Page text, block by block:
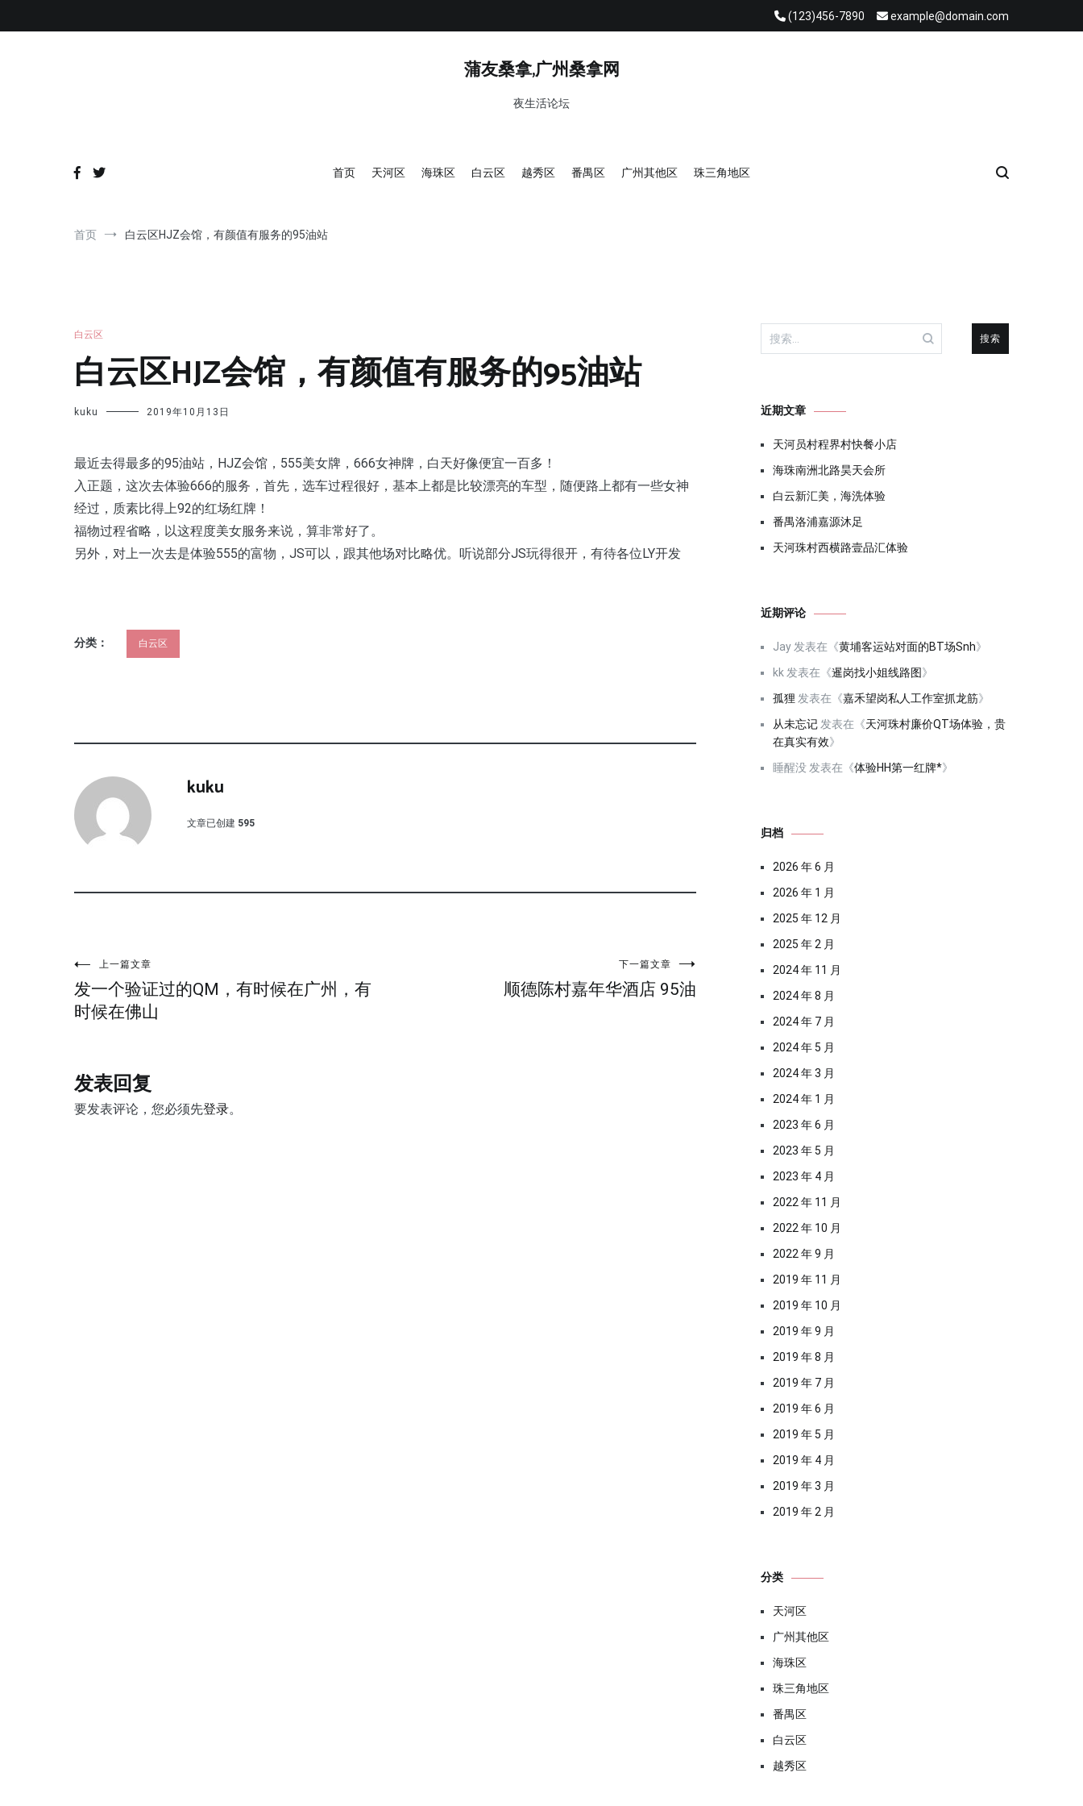
(123)456-7890 example@domain.com
蒲友桑拿,广州桑拿网
夜生活论坛
首页 天河区 海珠区 白云区 越秀区 番禺区 广州其他区 珠三角地区
首页 白云区HJZ会馆，有颜值有服务的95油站
白云区
白云区HJZ会馆，有颜值有服务的95油站
kuku 2019年10月13日
最近去得最多的95油站，HJZ会馆，555美女牌，666女神牌，白天好像便宜一百多！
入正题，这次去体验666的服务，首先，选车过程很好，基本上都是比较漂亮的车型，随便路上都有一些女神
经过，质素比得上92的红场红牌！
福物过程省略，以这程度美女服务来说，算非常好了。
另外，对上一次去是体验555的富物，JS可以，跟其他场对比略优。听说部分JS玩得很开，有待各位LY开发
分类： 白云区
kuku
文章已创建 595
文
章
航
上一篇文章
发一个验证过的QM，有时候在广州，有
时候在佛山
下一篇文章
顺德陈村嘉年华酒店 95油
发表回复
要发表评论，您必须先登录。
搜
索：
近期文章
天河员村程界村快餐小店
海珠南洲北路昊天会所
白云新汇美，海洗体验
番禺洛浦嘉源沐足
天河珠村西横路壹品汇体验
近期评论
Jay 发表在《黄埔客运站对面的BT场Snh》
kk 发表在《暹岗找小姐线路图》
孤狸 发表在《嘉禾望岗私人工作室抓龙筋》
从未忘记 发表在《天河珠村廉价QT场体验，贵
在真实有效》
睡醒没 发表在《体验HH第一红牌*》
归档
2026 年 6 月
2026 年 1 月
2025 年 12 月
2025 年 2 月
2024 年 11 月
2024 年 8 月
2024 年 7 月
2024 年 5 月
2024 年 3 月
2024 年 1 月
2023 年 6 月
2023 年 5 月
2023 年 4 月
2022 年 11 月
2022 年 10 月
2022 年 9 月
2019 年 11 月
2019 年 10 月
2019 年 9 月
2019 年 8 月
2019 年 7 月
2019 年 6 月
2019 年 5 月
2019 年 4 月
2019 年 3 月
2019 年 2 月
分类
天河区
广州其他区
海珠区
珠三角地区
番禺区
白云区
越秀区